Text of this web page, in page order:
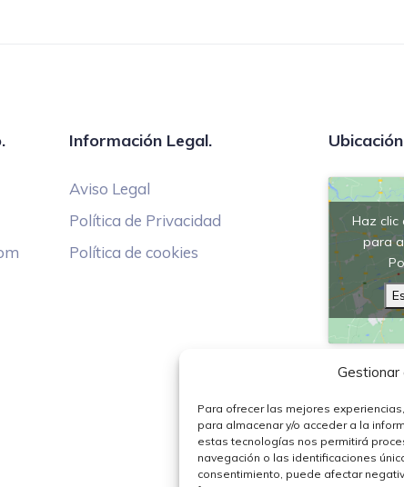
Gestionar
Para ofrecer las mejores
para almacenar y/o acceder a la
estas tecnologías nos permitirá
navegación o las identificaciones
consentimiento, puede afectar
Información Legal.
Aviso Legal
Política de Privacidad
Política de cookies
Haz clic
para